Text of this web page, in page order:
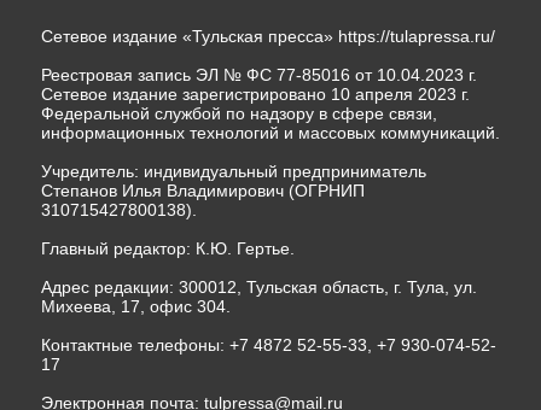
Сетевое издание «Тульская пресса» https://tulapressa.ru/
Реестровая запись ЭЛ № ФС 77-85016 от 10.04.2023 г.
Сетевое издание зарегистрировано 10 апреля 2023 г.
Федеральной службой по надзору в сфере связи,
информационных технологий и массовых коммуникаций.
Учредитель: индивидуальный предприниматель
Степанов Илья Владимирович (ОГРНИП
310715427800138).
Главный редактор: К.Ю. Гертье.
Адрес редакции: 300012, Тульская область, г. Тула, ул.
Михеева, 17, офис 304.
Контактные телефоны: +7 4872 52-55-33, +7 930-074-52-
17
Электронная почта: tulpressa@mail.ru